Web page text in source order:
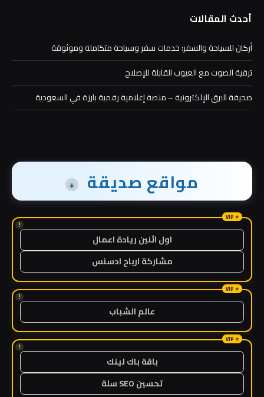
أحدث المقالات
أركان للسياحة والسفر: خدمات سفر وسياحة متكاملة وموثوقة
ترقية الصوت مع العيوب القابلة للإصلاح
صحيفة البرق الإلكترونية – منصة إعلامية رقمية بارزة في السعودية
مواقع صديقة +
!
اول اثنين ريادة اعمال
مشاركة ارباح ادسنس
!
عالم الشباب
!
باقة باك لينك
تحسين SEO سلة